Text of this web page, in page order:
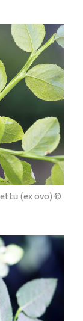
(ex ovo) ©